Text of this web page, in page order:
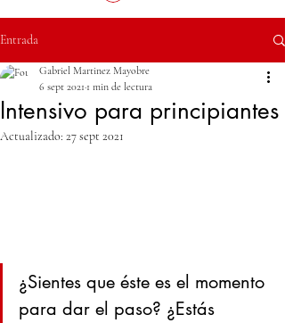
Entrada
Intensivo para principiantes
Gabriel Martinez Mayobre
6 sept 2021 1 min de lectura
Actualizado: 27 sept 2021
¿Sientes que éste es el momento
para dar el paso? ¿Estás